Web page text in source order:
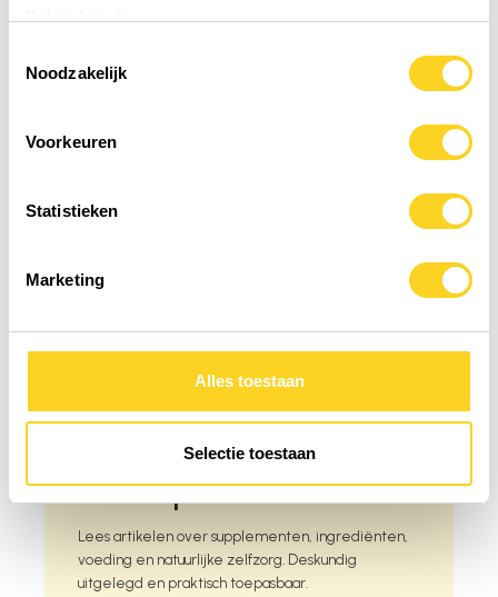
Noodzakelijk
Voorkeuren
Statistieken
Marketing
Alles toestaan
Selectie toestaan
✓
Shop Medical Medium
supplementen, voedingsmiddelen en andere
Kennis opdoen
Lees artikelen over supplementen, ingrediënten,
voeding en natuurlijke zelfzorg. Deskundig
uitgelegd en praktisch toepasbaar.